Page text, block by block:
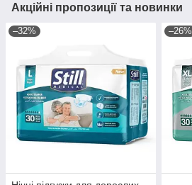
Акційні пропозиції та новинки
–32% –26%